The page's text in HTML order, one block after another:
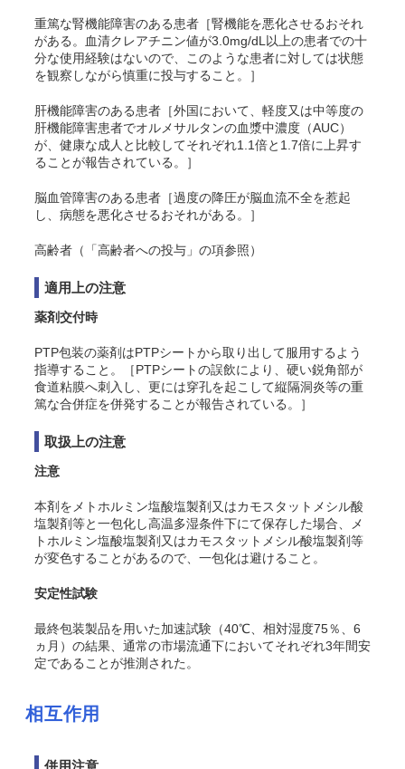
重篤な腎機能障害のある患者［腎機能を悪化させるおそれ
がある。血清クレアチニン値が3.0mg/dL以上の患者での十
分な使用経験はないので、このような患者に対しては状態
を観察しながら慎重に投与すること。］
肝機能障害のある患者［外国において、軽度又は中等度の
肝機能障害患者でオルメサルタンの血漿中濃度（AUC）
が、健康な成人と比較してそれぞれ1.1倍と1.7倍に上昇す
ることが報告されている。］
脳血管障害のある患者［過度の降圧が脳血流不全を惹起
し、病態を悪化させるおそれがある。］
高齢者（「高齢者への投与」の項参照）
適用上の注意
薬剤交付時
PTP包装の薬剤はPTPシートから取り出して服用するよう
指導すること。［PTPシートの誤飲により、硬い鋭角部が
食道粘膜へ刺入し、更には穿孔を起こして縦隔洞炎等の重
篤な合併症を併発することが報告されている。］
取扱上の注意
注意
本剤をメトホルミン塩酸塩製剤又はカモスタットメシル酸
塩製剤等と一包化し高温多湿条件下にて保存した場合、メ
トホルミン塩酸塩製剤又はカモスタットメシル酸塩製剤等
が変色することがあるので、一包化は避けること。
安定性試験
最終包装製品を用いた加速試験（40℃、相対湿度75％、6
ヵ月）の結果、通常の市場流通下においてそれぞれ3年間安
定であることが推測された 。
相互作用
併用注意